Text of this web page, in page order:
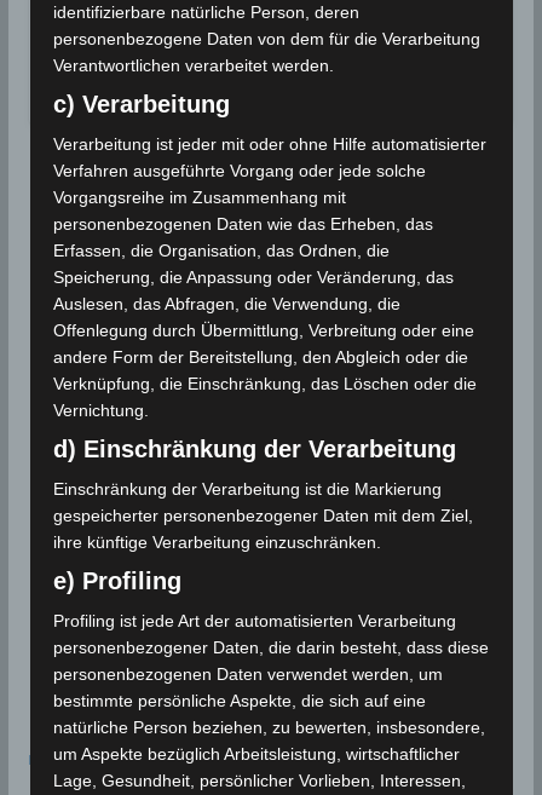
Gouvernorat Kebili: Mit 48,5 Grad Celsius wird
in der Region…
Wettergeschehen (Meteorologie)
meteoblue
identifizierbare natürliche Person, deren
personenbezogene Daten von dem für die Verarbeitung
Verantwortlichen verarbeitet werden.
c) Verarbeitung
Verarbeitung ist jeder mit oder ohne Hilfe automatisierter
Verfahren ausgeführte Vorgang oder jede solche
Vorgangsreihe im Zusammenhang mit
personenbezogenen Daten wie das Erheben, das
Erfassen, die Organisation, das Ordnen, die
Speicherung, die Anpassung oder Veränderung, das
Auslesen, das Abfragen, die Verwendung, die
Offenlegung durch Übermittlung, Verbreitung oder eine
andere Form der Bereitstellung, den Abgleich oder die
Verknüpfung, die Einschränkung, das Löschen oder die
Vernichtung.
d) Einschränkung der Verarbeitung
Einschränkung der Verarbeitung ist die Markierung
gespeicherter personenbezogener Daten mit dem Ziel,
ihre künftige Verarbeitung einzuschränken.
e) Profiling
Profiling ist jede Art der automatisierten Verarbeitung
personenbezogener Daten, die darin besteht, dass diese
personenbezogenen Daten verwendet werden, um
bestimmte persönliche Aspekte, die sich auf eine
natürliche Person beziehen, zu bewerten, insbesondere,
um Aspekte bezüglich Arbeitsleistung, wirtschaftlicher
Lage, Gesundheit, persönlicher Vorlieben, Interessen,